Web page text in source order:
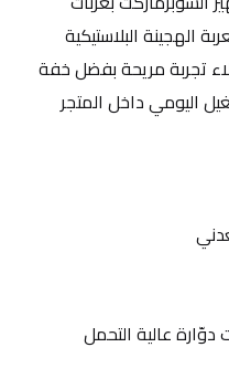
الحركة والمتانة العالية، لتلائم التشغيل اليومي داخل المتجر